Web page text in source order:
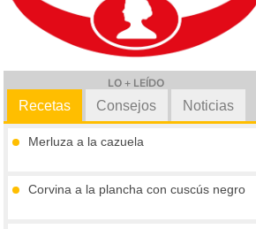
LO + LEÍDO
Recetas
Merluza a la cazuela
Corvina a la plancha con cuscús negro
Consejos Noticias